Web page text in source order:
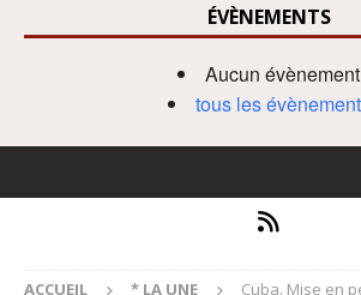
ÉVÈNEMENTS
Aucun évènement
tous les
ACCUEIL * LA UNE
Cuba. Mise en